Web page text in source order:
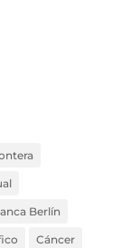
Berlín
Cáncer